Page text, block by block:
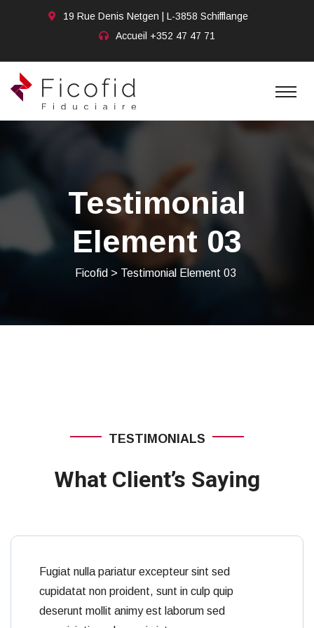
19 Rue Denis Netgen | L-3858 Schifflange
Accueil +352 47 47 71
Testimonial
Element 03
Ficofid > Testimonial Element 03
TESTIMONIALS
What Client’s Saying
Fugiat nulla pariatur excepteur sint sed
cupidatat non proident, sunt in culp quip
deserunt mollit animy est laborum sed